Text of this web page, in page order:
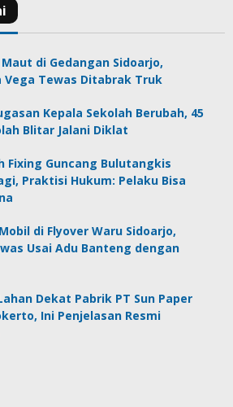
di Gedangan Sidoarjo,
Vega Tewas Ditabrak Truk
Kepala Sekolah Berubah, 45
Blitar Jalani Diklat
Fixing Guncang Bulutangkis
Praktisi Hukum: Pelaku Bisa
di Flyover Waru Sidoarjo,
Usai Adu Banteng dengan
Dekat Pabrik PT Sun Paper
Ini Penjelasan Resmi